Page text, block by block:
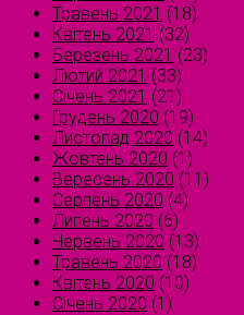
Травень 2021 (18)
Квітень 2021 (32)
Березень 2021 (23)
Лютий 2021 (33)
Січень 2021 (21)
Грудень 2020 (19)
Листопад 2020 (14)
Жовтень 2020 (1)
Вересень 2020 (11)
Серпень 2020 (4)
Липень 2020 (6)
Червень 2020 (13)
Травень 2020 (18)
Квітень 2020 (10)
Січень 2020 (1)